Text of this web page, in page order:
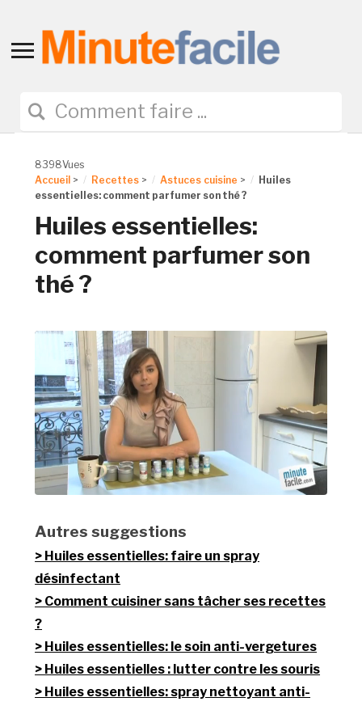
Toggle
navigation
8398Vues
Accueil > Recettes > Astuces cuisine >
Huiles
essentielles: comment parfumer son thé ?
Huiles essentielles:
comment parfumer son
thé ?
Autres suggestions
Huiles essentielles: faire un spray
désinfectant
Comment cuisiner sans tâcher ses recettes
?
Huiles essentielles: le soin anti-vergetures
Huiles essentielles : lutter contre les souris
Huiles essentielles: spray nettoyant anti-